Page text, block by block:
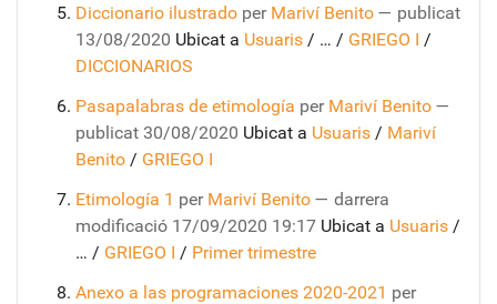
Diccionario ilustrado per Mariví Benito — publicat
13/08/2020 Ubicat a Usuaris / … / GRIEGO I /
DICCIONARIOS
Pasapalabras de etimología per Mariví Benito —
publicat 30/08/2020 Ubicat a Usuaris / Mariví
Benito / GRIEGO I
Etimología 1 per Mariví Benito — darrera
modificació 17/09/2020 19:17 Ubicat a Usuaris /
… / GRIEGO I / Primer trimestre
Anexo a las programaciones 2020-2021 per